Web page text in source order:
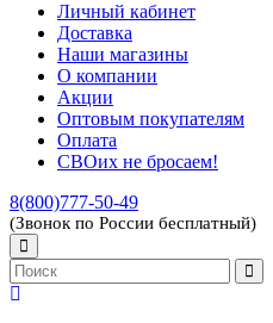
Личный кабинет
Доставка
Наши магазины
О компании
Акции
Оптовым покупателям
Оплата
СВОих не бросаем!
8(800)777-50-49
(Звонок по России бесплатный)